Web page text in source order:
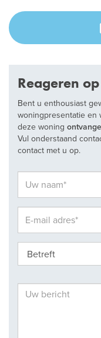
Reageren
Bent u enthousiast
woningpresentatie en
deze woning
Vul onderstaand
contact met u op.
Betreft